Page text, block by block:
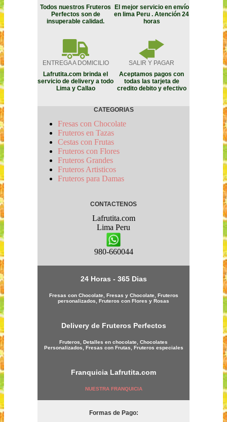
Todos nuestros Fruteros
Perfectos son de
insuperable calidad.
El mejor servicio en envío
en lima Peru . Atención 24
horas
ENTREGA A DOMICILIO
SALIR Y PAGAR
Lafrutita.com brinda el
servicio de delivery a todo
Lima y Callao
Aceptamos pagos con
todas las tarjeta de
credito debito y efectivo
CATEGORIAS
Fresas con Chocolate
Fruteros en Tazas
Cestas con Frutas
Fruteros con Flores
Fruteros Grandes
Fruteros Artisticos
Fruteros para Damas
CONTACTENOS
Lafrutita.com
Lima Peru
980-660044
24 Horas - 365 Dias
Fresas con Chocolate, Fresas y Chocolate, Fruteros
personalizados, Fruteros con Flores y Rosas
Delivery de Fruteros Perfectos
Fruteros, Detalles en chocolate, Chocolates
Personalizados, Fresas con Frutas, Fruteros especiales
Franquicia Lafrutita.com
NUESTRA FRANQUICIA
Formas de Pago: